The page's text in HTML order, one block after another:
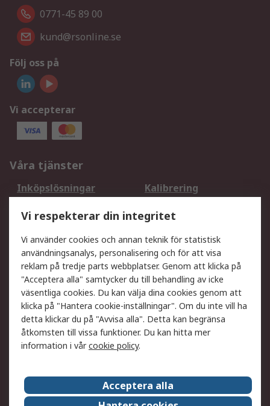
0771-45 89 00
kund@rsonline.se
Följ oss på
Vi accepterar
Våra tjänster
Inköpslösningar
Kalibrering
DesignSpark
Teknisk Support
Ditt lokala säljteam
Exportlösningar
Support
Få hjälp
Retur av varor
Leverans
Spåra din order
Begär en fakturakopi
Fördelar med RS-konto
Betalningsalternativ
Om RS
Försäljningsvillkor
Vi respekterar din integritet
Vi använder cookies och annan teknik för statistisk
användningsanalys, personalisering och för att visa
reklam på tredje parts webbplatser. Genom att klicka på
"Acceptera alla" samtycker du till behandling av icke
väsentliga cookies. Du kan välja dina cookies genom att
klicka på "Hantera cookie-inställningar". Om du inte vill ha
detta klickar du på "Avvisa alla". Detta kan begränsa
åtkomsten till vissa funktioner. Du kan hitta mer
information i vårcookie policy.
Acceptera alla